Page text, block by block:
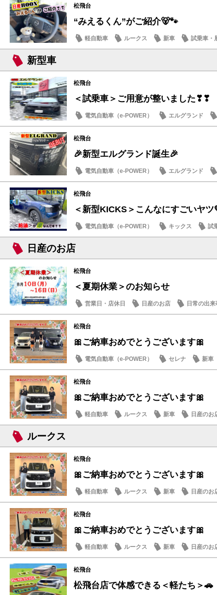
松飛台
“みえるくん”がご紹介🐻🐾
軽自動車 ルークス 新車 試乗車・
新型車
松飛台
＜試乗車＞ご用意が整いました❣❣
電気自動車（e-POWER）
エルグランド
日産のお店
松飛台
🎉新型エルグランド誕生🎉
電気自動車（e-POWER）
エルグランド
日産のお店
松飛台
＜新型KICKS＞こんなにすごいヤツ
電気自動車（e-POWER） キックス
試
日産のお店
日産のお店
松飛台
＜夏期休業＞のお知らせ
営業日・店休日 日産のお店 日常の出来
松飛台
🎀ご納車おめでとうございます🎀
電気自動車（e-POWER） セレナ 新車
松飛台
🎀ご納車おめでとうございます🎀
軽自動車 ルークス 新車 日産のお
ルークス
松飛台
🎀ご納車おめでとうございます🎀
軽自動車 ルークス 新車 日産のお
松飛台
🎀ご納車おめでとうございます🎀
軽自動車 ルークス 新車 日産のお
松飛台
松飛台店で体感できる＜軽たち＞🚗